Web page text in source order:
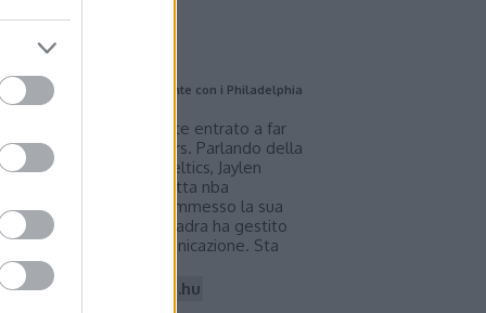
Brown debutta ufficialmente con i Philadelphia
Brown è ufficialmente entrato a far
dei Philadelphia 76ers. Parlando della
cessione dai Boston Celtics, Jaylen
indossando la canotta nba
della squadra, ha ammesso la sua
per come la squadra ha gestito
situazione e per la comunicazione. Sta
di…